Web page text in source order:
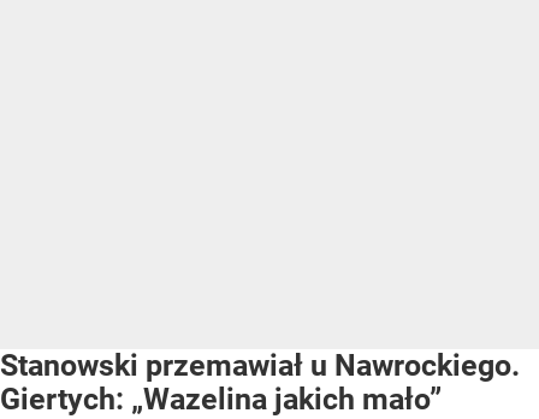
Stanowski przemawiał u Nawrockiego.
Giertych: „Wazelina jakich mało”